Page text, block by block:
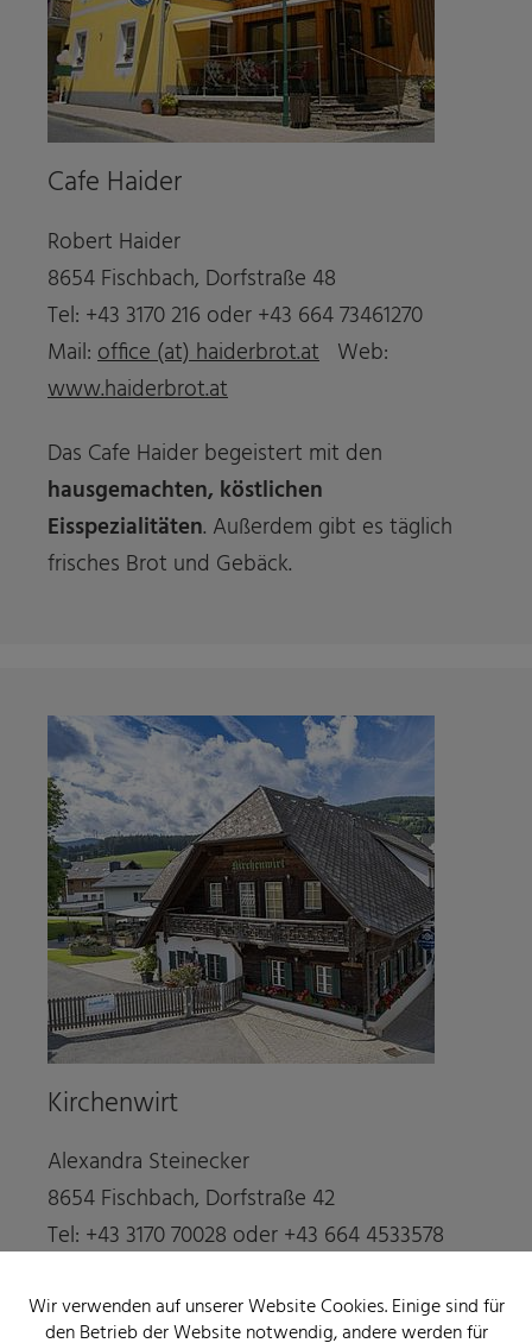
Cafe Haider
Robert Haider
8654 Fischbach, Dorfstraße 48
Tel: +43 3170 216 oder +43 664 73461270
Mail: office (at) haiderbrot.at Web:
www.haiderbrot.at
Das Cafe Haider begeistert mit den
hausgemachten, köstlichen
Eisspezialitäten. Außerdem gibt es täglich
frisches Brot und Gebäck.
Kirchenwirt
Alexandra Steinecker
8654 Fischbach, Dorfstraße 42
Tel: +43 3170 70028 oder +43 664 4533578
www.kirchenwirt-fischbach.at
Wir verwenden auf unserer Website Cookies. Einige sind für
den Betrieb der Website notwendig, andere werden für